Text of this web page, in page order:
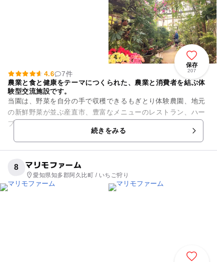
保存
207
4.6
7件
農業と食と健康をテーマにつくられた、農業と消費者を結ぶ体
験型交流施設です。
当園は、野菜を自分の手で収穫できるもぎとり体験農園、地元
の新鮮野菜が並ぶ産直市、豊富なメニューのレストラン、ハー
ブの香りが漂うお風呂、350種の植物を展示する観賞温室が詰
まった一体型の施設です。...続きをみる
8 マリモファーム
愛知県知多郡阿久比町 / いちご狩り